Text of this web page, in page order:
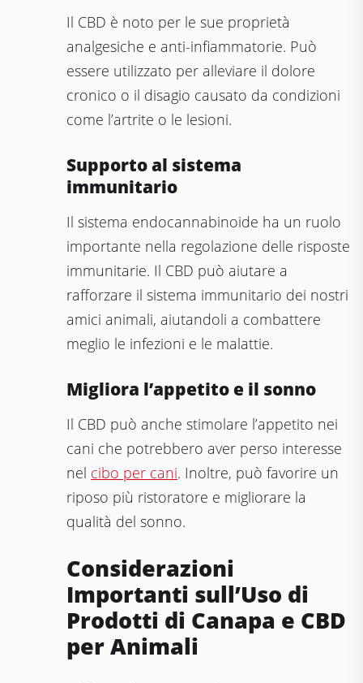
Il CBD è noto per le sue proprietà
analgesiche e anti-infiammatorie. Può
essere utilizzato per alleviare il dolore
cronico o il disagio causato da condizioni
come l’artrite o le lesioni.
Supporto al sistema
immunitario
Il sistema endocannabinoide ha un ruolo
importante nella regolazione delle risposte
immunitarie. Il CBD può aiutare a
rafforzare il sistema immunitario dei nostri
amici animali, aiutandoli a combattere
meglio le infezioni e le malattie.
Migliora l’appetito e il sonno
Il CBD può anche stimolare l’appetito nei
cani che potrebbero aver perso interesse
nel cibo per cani. Inoltre, può favorire un
riposo più ristoratore e migliorare la
qualità del sonno.
Considerazioni
Importanti sull’Uso di
Prodotti di Canapa e CBD
per Animali